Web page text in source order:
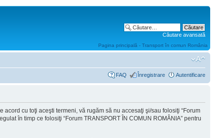
Căutare avansată
Pagina principală - Transport în comun România
FAQ Înregistrare Autentificare
cu toţi aceşti termeni, vă rugăm să nu accesaţi şi/sau folosiţi “Forum
în timp ce folosiţi “Forum TRANSPORT ÎN COMUN ROMÂNIA” pentru